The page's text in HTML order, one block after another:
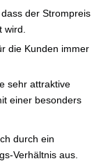
der Strompreis
die Kunden immer
sehr attraktive
einer besonders
durch ein
Verhältnis aus.